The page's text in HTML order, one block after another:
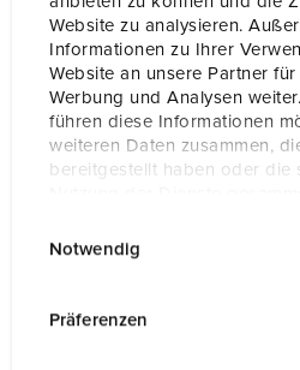
Website zu analysieren.
Informationen zu Ihrer
Website an unsere Partner
Werbung und Analysen
führen diese Informationen
weiteren Daten zusammen,
bereitgestellt haben oder die
Notwendig
Präferenzen
NAAR HET